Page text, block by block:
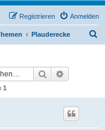
Anmelden
Registrieren
Plauderecke
Suche
1